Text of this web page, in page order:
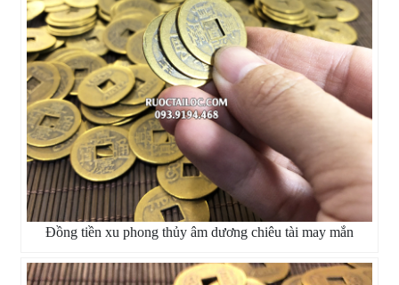
Đồng tiền xu phong thủy âm dương chiêu tài may mắn